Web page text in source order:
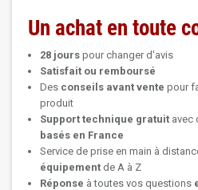
Un achat en toute
28 jours pour changer d'avis
Satisfait ou remboursé
Des conseils avant vente pour
produit
Support technique gratuit avec
basés en France
Service de prise en main à
équipement de A à Z
Réponse à toutes vos questions